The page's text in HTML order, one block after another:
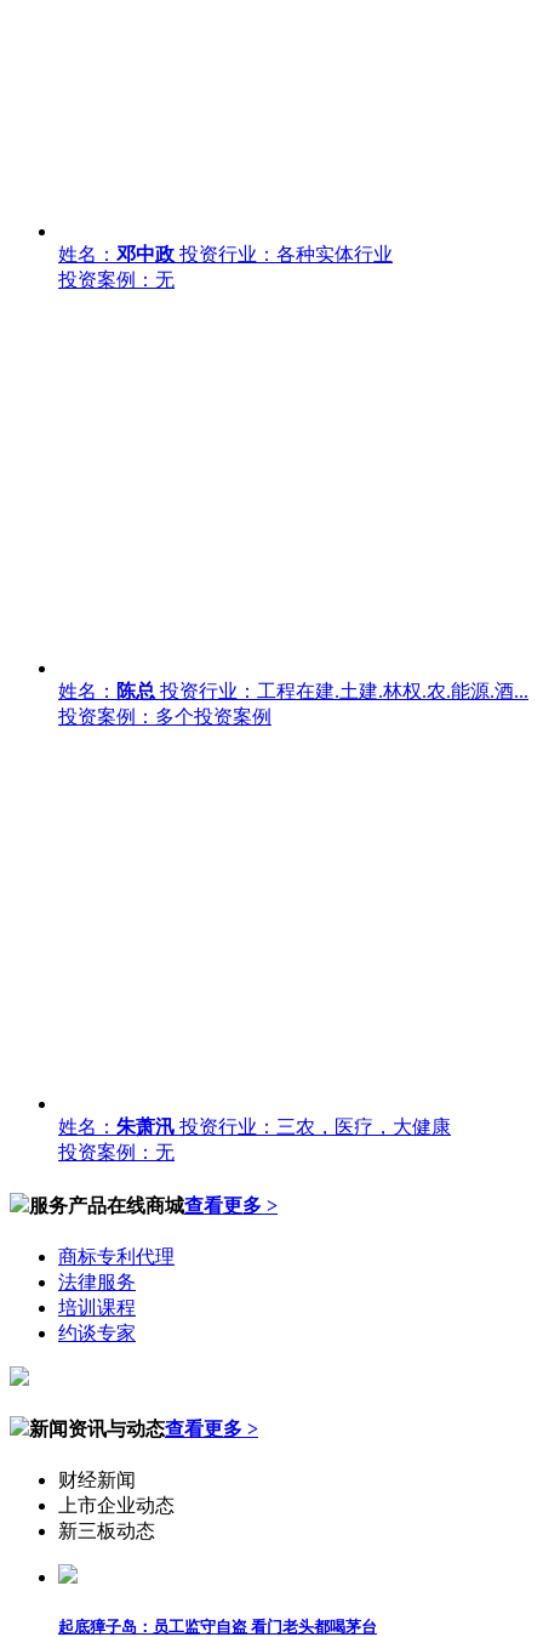
姓名： 邓中政 投资行业：各种实体行业
投资案例：无
姓名： 陈总 投资行业：工程在建.土建.林权.农.能源.酒...
投资案例：多个投资案例
姓名： 朱萧汛 投资行业：三农，医疗，大健康
投资案例：无
服务产品在线商城查看更多 >
商标专利代理
法律服务
培训课程
约谈专家
新闻资讯与动态查看更多 >
财经新闻
上市企业动态
新三板动态
起底獐子岛：员工监守自盗 看门老头都喝茅台